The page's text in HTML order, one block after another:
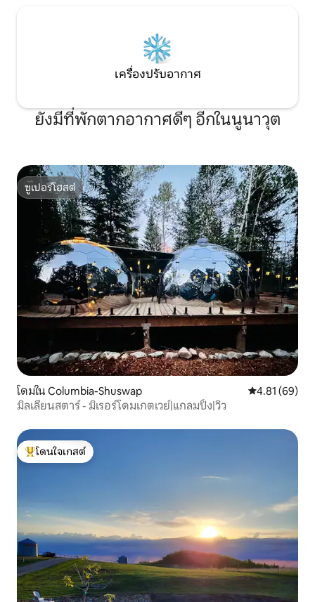
เครื่องปรับอากาศ
ยังมีที่พักตากอากาศดีๆ อีกในนูนาวุต
ซูเปอร์โฮสต์
ซูเปอร์โฮสต์
โดมใน Columbia-Shuswap คะแนนเฉลี่ย
4.81 (69)
มิลเลียนสตาร์ - มิเรอร์โดมเกตเวย์|แกลมปิ้ง|วิว
โดนใจเกสต์ที่สุด
โดนใจเกสต์